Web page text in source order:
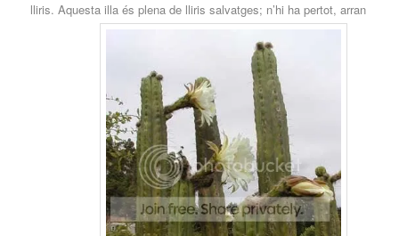
lliris. Aquesta illa és plena de lliris salvatges; n’hi ha pertot, arran